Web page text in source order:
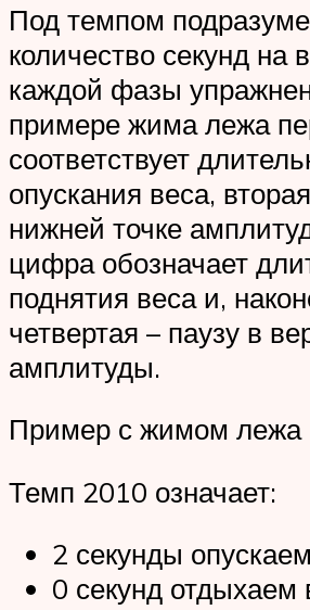
Под темпом
количество секунд на
каждой фазы
примере жима лежа
соответствует
опускания веса,
нижней точке
цифра обозначает
поднятия веса и,
четвертая – паузу в
амплитуды.
Пример с жимом лежа
Темп 2010 означает:
2 секунды
0 секунд отдыхаем